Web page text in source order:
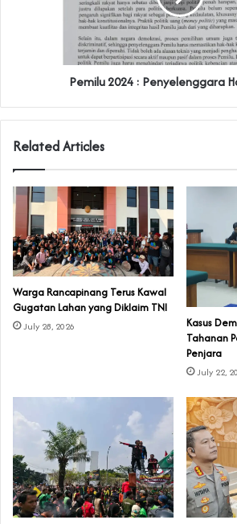
Pemilu 2024 : Penyelenggara
Related Articles
‎Warga Rancapinang Terus Kawal
Gugatan Lahan yang Diklaim TNI‎‎
July 28, 2026
‎Kasus
Tahanan
Penjara
July 22,